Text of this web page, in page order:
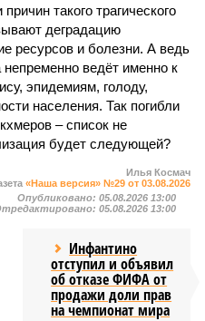
такого трагического
деградацию
ресурсов и болезни. А ведь
ведёт именно к
эпидемиям, голоду,
населения. Так погибли
– список не
будет следующей?
Илья Космач
«Наша версия» №29 от 03.08.2026
Опубликовано: 05.08.2026 13:00
05.08.2026 13:00
Инфантино
отступил и объявил
об отказе ФИФА от
продажи доли прав
на чемпионат мира